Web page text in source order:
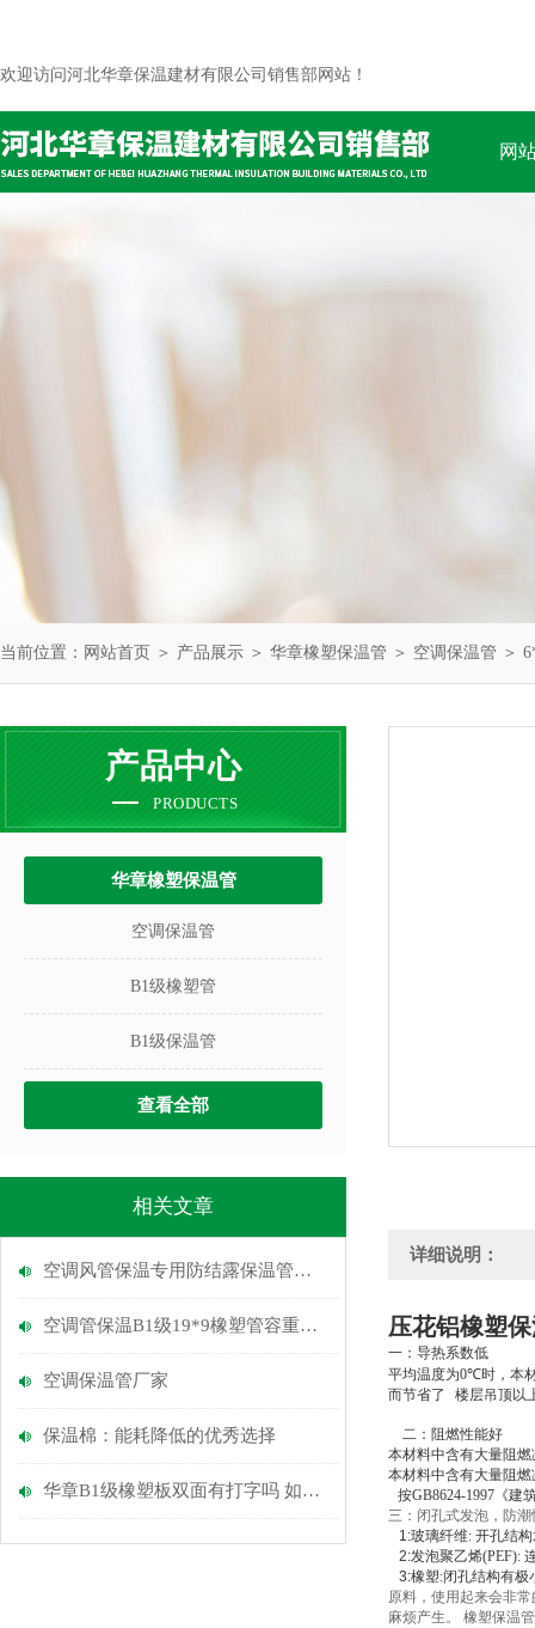
欢迎访问河北华章保温建材有限公司销售部网站！
网
当前位置： 网站首页 ＞ 产品展示 ＞ 华章橡塑保温管 ＞ 空调保温管 ＞
产品中心
PRODUCTS
华章橡塑保温管
空调保温管
B1级橡塑管
B1级保温管
查看全部
相关文章
空调风管保温专用防结露保温管密度多少
空调管保温B1级19*9橡塑管容重多少
空调保温管厂家
保温棉：能耗降低的优秀选择
华章B1级橡塑板双面有打字吗 如何辩解
详细说明：
压花铝橡塑
一：导热系数低
平均温度为0℃时，本
而节省了
楼层吊顶以
二：阻燃性能好
本材料中含有大量阻
本材料中含有大量阻
按GB8624-1997 《建
三：闭孔式发泡，防潮
1:玻璃纤维: 开孔结
2:发泡聚乙烯(PEF):
3:橡塑:闭孔结构有极
原料，使用起来会非
麻烦产生。
橡塑保温